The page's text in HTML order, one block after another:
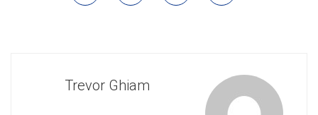
Trevor Ghiam